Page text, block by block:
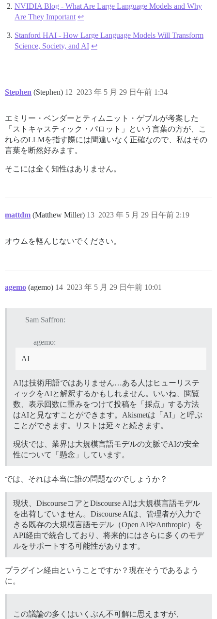
NVIDIA Blog - What Are Large Language Models and Why
Are They Important ↩︎
Stanford HAI - How Large Language Models Will Transform
Science, Society, and AI ↩︎
Stephen (Stephen) 2023 年 5 月 29 日午前 1:34
12
エミリー・ベンダーとティムニット・ゲブルが考案した
「ストキャスティック・パロット」という言葉の方が、こ
れらのLLMを指す際には間違いなく正確なので、私はその
言葉を断然好みます。
そこには全く知性はありません。
mattdm (Matthew Miller) 2023 年 5 月 29 日午前 2:19
13
オウムを軽んじないでください。
agemo (agemo) 2023 年 5 月 29 日午前 10:01
14
Sam Saffron:
agemo:
AI
AIは技術用語ではありません…ある人はヒューリステ
ィックをAIと解釈するかもしれません。いいね、閲覧
数、表示回数に重みをつけて投稿を「採点」する方法
はAIと見なすことができます。Akismetは「AI」と呼ぶ
ことができます。リストは延々と続きます。
現状では、業界は大規模言語モデルの文脈でAIの安全
性について「懸念」しています。
では、それは本当に誰の問題なのでしょうか？
現状、DiscourseコアとDiscourse AIは大規模言語モデル
を出荷していません。Discourse AIは、管理者が入力で
きる既存の大規模言語モデル（Open AIやAnthropic）を
API経由で統合しており、将来的にはさらに多くのモデ
ルをサポートする可能性があります。
プラグイン経由ということですか？現在そうであるよう
に。
この議論の多くはいくぶん不可解に思えますが、